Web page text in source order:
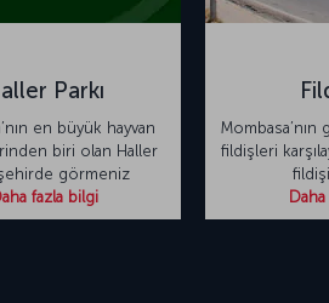
Parkı
en büyük hayvan
biri olan Haller
görmeniz
fazla bilgi
fildişleri